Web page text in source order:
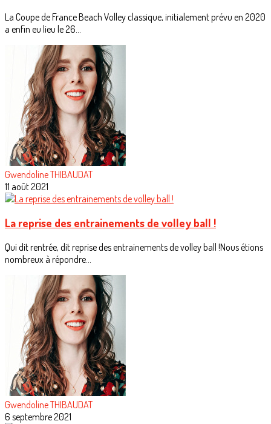
La Coupe de France Beach Volley classique, initialement prévu en 2020
a enfin eu lieu le 26...
Gwendoline THIBAUDAT
11 août 2021
La reprise des entrainements de volley ball !
Qui dit rentrée, dit reprise des entrainements de volley ball !Nous étions
nombreux à répondre...
Gwendoline THIBAUDAT
6 septembre 2021